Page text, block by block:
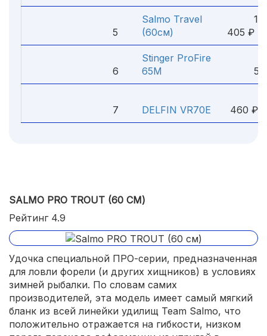
5
Salmo Travel
(60см)
1
405 ₽
6
Stinger ProFire
65M
525
7 DELFIN VR70E 460 ₽
SALMO PRO TROUT (60 СМ)
Рейтинг 4.9
Удочка специальной ПРО-серии, предназначенная
для ловли форели (и других хищников) в условиях
зимней рыбалки. По словам самих
производителей, эта модель имеет самый мягкий
бланк из всей линейки удилищ Team Salmo, что
положительно отражается на гибкости, низком